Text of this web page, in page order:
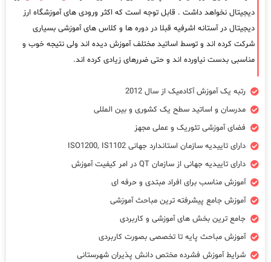
دیجیتال نخواهد داشت . قابل توجه است که اکثر ورودی های آموزشگاه ارز
دیجیتال در آستانه اشرفیه قبلا در دوره ها و کلاس های آموزشی بسیاری
شرکت کرده اند و توسط اساتید مختلف آموزش دیده اند ولی نتیجه خوب و
مناسبی بدست نیاورده اند و حتی ضررهای زیادی کرده اند.
رتبه یک آموزش آکادمیک از سال 2012
مدرسان و اساتید سطح یک کشوری و بین المللی
فضای آموزشی تئوریک و عملی مجهز
دارای تاییدیه سازمان استاندارد جهانی ISO1200, IS1102
دارای تاییدیه جهانی از سازمان QT در امر کیفیت آموزش
آموزش مناسب برای افراد مبتدی و حرفه ای
آموزش جامع پیشرفته ترین مباحث آموزشی
جامع ترین بخش های آموزشی و کاربردی
آموزش مباحث پایه تا تخصصی بصورت کاربردی
شرایط آموزش فشرده مختص دانش پذیران شهرستانی